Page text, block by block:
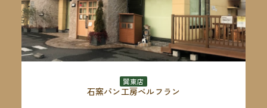
巽東店
石窯パン工房ベルフラン